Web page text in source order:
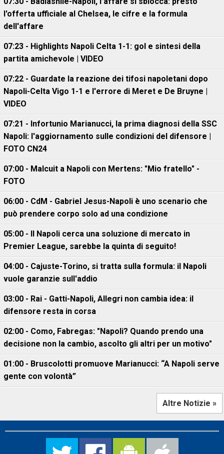
l'offerta ufficiale al Chelsea, le cifre e la formula
dell'affare
07:23 - Highlights Napoli Celta 1-1: gol e sintesi della
partita amichevole | VIDEO
07:22 - Guardate la reazione dei tifosi napoletani dopo
Napoli-Celta Vigo 1-1 e l'errore di Meret e De Bruyne |
VIDEO
07:21 - Infortunio Marianucci, la prima diagnosi della SSC
Napoli: l'aggiornamento sulle condizioni del difensore |
FOTO CN24
07:00 - Malcuit a Napoli con Mertens: "Mio fratello" -
FOTO
06:00 - CdM - Gabriel Jesus-Napoli è uno scenario che
può prendere corpo solo ad una condizione
05:00 - Il Napoli cerca una soluzione di mercato in
Premier League, sarebbe la quinta di seguito!
04:00 - Cajuste-Torino, si tratta sulla formula: il Napoli
vuole garanzie sull'addio
03:00 - Rai - Gatti-Napoli, Allegri non cambia idea: il
difensore resta in corsa
02:00 - Como, Fabregas: "Napoli? Quando prendo una
decisione non la cambio, ascolto gli altri per un motivo"
01:00 - Bruscolotti promuove Marianucci: “A Napoli serve
gente con volontà”
Altre Notizie »